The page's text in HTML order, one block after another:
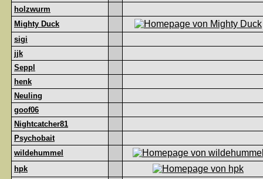
holzwurm
Mighty Duck
sigi
jjk
Seppl
henk
Neuling
goof06
Nightcatcher81
Psychobait
wildehummel
hpk